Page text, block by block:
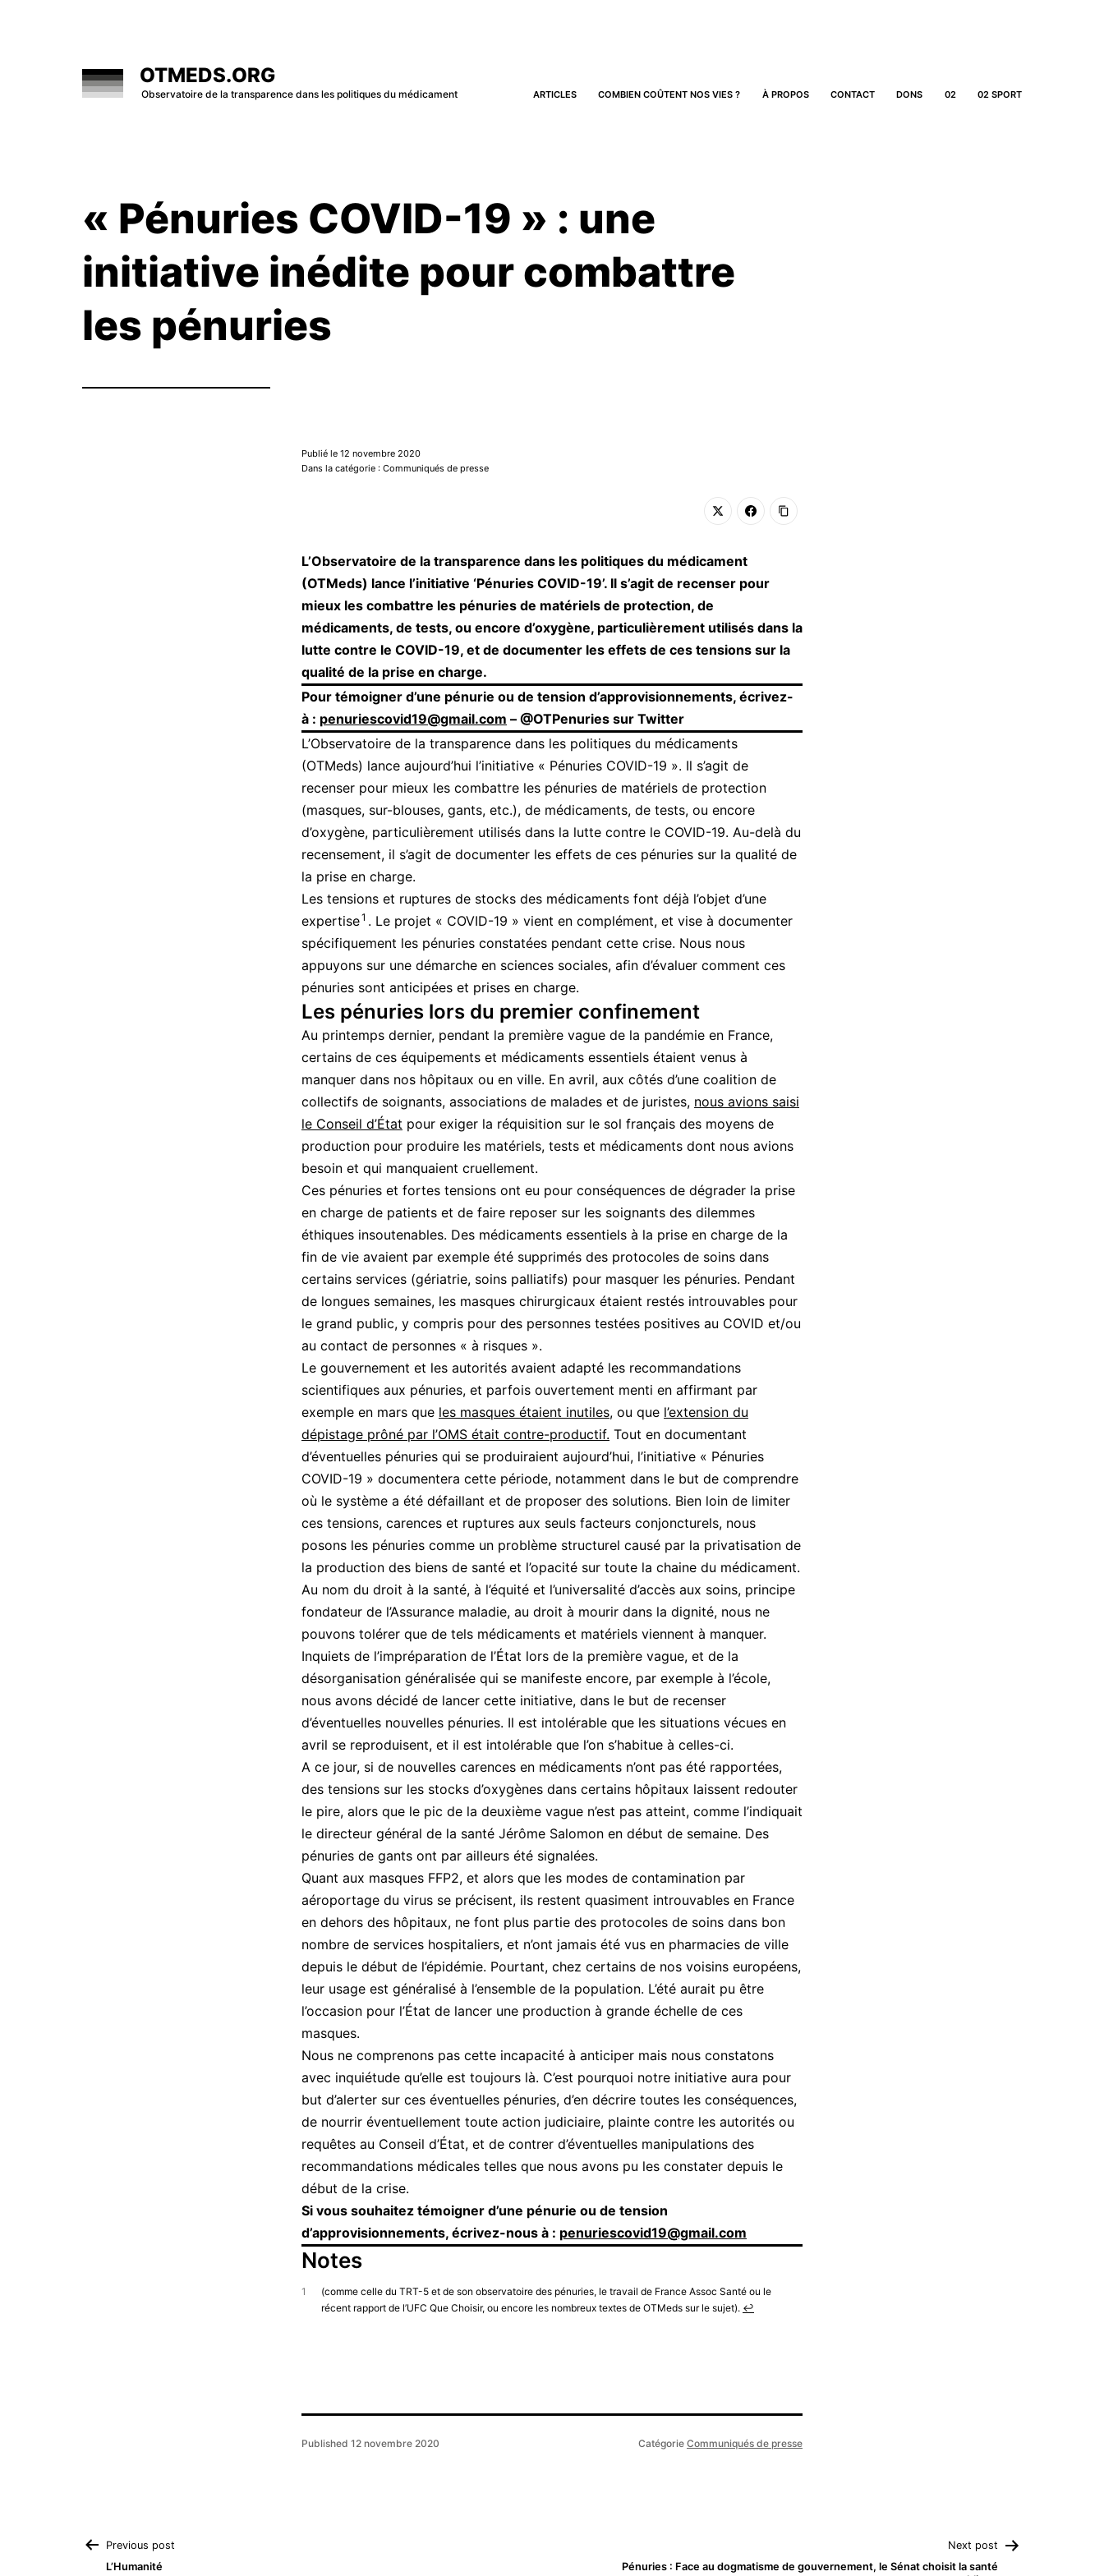
OTMEDS.ORG
Observatoire de la transparence dans les politiques du médicament ARTICLES COMBIEN COÛTENT NOS VIES ? À PROPOS CONTACT DONS 02 02 SPORT
« Pénuries COVID-19 » : une
initiative inédite pour combattre
les pénuries
Publié le 12 novembre 2020
Dans la catégorie : Communiqués de presse
L’Observatoire de la transparence dans les politiques du médicament
(OTMeds) lance l’initiative ‘Pénuries COVID-19’. Il s’agit de recenser pour
mieux les combattre les pénuries de matériels de protection, de
médicaments, de tests, ou encore d’oxygène, particulièrement utilisés dans la
lutte contre le COVID-19, et de documenter les effets de ces tensions sur la
qualité de la prise en charge.
Pour témoigner d’une pénurie ou de tension d’approvisionnements, écrivez-
à : penuriescovid19@gmail.com – @OTPenuries sur Twitter
L’Observatoire de la transparence dans les politiques du médicaments
(OTMeds) lance aujourd’hui l’initiative « Pénuries COVID-19 ». Il s’agit de
recenser pour mieux les combattre les pénuries de matériels de protection
(masques, sur-blouses, gants, etc.), de médicaments, de tests, ou encore
d’oxygène, particulièrement utilisés dans la lutte contre le COVID-19. Au-delà du
recensement, il s’agit de documenter les effets de ces pénuries sur la qualité de
la prise en charge.
Les tensions et ruptures de stocks des médicaments font déjà l’objet d’une
expertise1 . Le projet « COVID-19 » vient en complément, et vise à documenter
spécifiquement les pénuries constatées pendant cette crise. Nous nous
appuyons sur une démarche en sciences sociales, afin d’évaluer comment ces
pénuries sont anticipées et prises en charge.
Les pénuries lors du premier confinement
Au printemps dernier, pendant la première vague de la pandémie en France,
certains de ces équipements et médicaments essentiels étaient venus à
manquer dans nos hôpitaux ou en ville. En avril, aux côtés d’une coalition de
collectifs de soignants, associations de malades et de juristes, nous avions saisi
le Conseil d’État pour exiger la réquisition sur le sol français des moyens de
production pour produire les matériels, tests et médicaments dont nous avions
besoin et qui manquaient cruellement.
Ces pénuries et fortes tensions ont eu pour conséquences de dégrader la prise
en charge de patients et de faire reposer sur les soignants des dilemmes
éthiques insoutenables. Des médicaments essentiels à la prise en charge de la
fin de vie avaient par exemple été supprimés des protocoles de soins dans
certains services (gériatrie, soins palliatifs) pour masquer les pénuries. Pendant
de longues semaines, les masques chirurgicaux étaient restés introuvables pour
le grand public, y compris pour des personnes testées positives au COVID et/ou
au contact de personnes « à risques ».
Le gouvernement et les autorités avaient adapté les recommandations
scientifiques aux pénuries, et parfois ouvertement menti en affirmant par
exemple en mars que les masques étaient inutiles, ou que l’extension du
dépistage prôné par l’OMS était contre-productif. Tout en documentant
d’éventuelles pénuries qui se produiraient aujourd’hui, l’initiative « Pénuries
COVID-19 » documentera cette période, notamment dans le but de comprendre
où le système a été défaillant et de proposer des solutions. Bien loin de limiter
ces tensions, carences et ruptures aux seuls facteurs conjoncturels, nous
posons les pénuries comme un problème structurel causé par la privatisation de
la production des biens de santé et l’opacité sur toute la chaine du médicament.
Au nom du droit à la santé, à l’équité et l’universalité d’accès aux soins, principe
fondateur de l’Assurance maladie, au droit à mourir dans la dignité, nous ne
pouvons tolérer que de tels médicaments et matériels viennent à manquer.
Inquiets de l’impréparation de l’État lors de la première vague, et de la
désorganisation généralisée qui se manifeste encore, par exemple à l’école,
nous avons décidé de lancer cette initiative, dans le but de recenser
d’éventuelles nouvelles pénuries. Il est intolérable que les situations vécues en
avril se reproduisent, et il est intolérable que l’on s’habitue à celles-ci.
A ce jour, si de nouvelles carences en médicaments n’ont pas été rapportées,
des tensions sur les stocks d’oxygènes dans certains hôpitaux laissent redouter
le pire, alors que le pic de la deuxième vague n’est pas atteint, comme l’indiquait
le directeur général de la santé Jérôme Salomon en début de semaine. Des
pénuries de gants ont par ailleurs été signalées.
Quant aux masques FFP2, et alors que les modes de contamination par
aéroportage du virus se précisent, ils restent quasiment introuvables en France
en dehors des hôpitaux, ne font plus partie des protocoles de soins dans bon
nombre de services hospitaliers, et n’ont jamais été vus en pharmacies de ville
depuis le début de l’épidémie. Pourtant, chez certains de nos voisins européens,
leur usage est généralisé à l’ensemble de la population. L’été aurait pu être
l’occasion pour l’État de lancer une production à grande échelle de ces
masques.
Nous ne comprenons pas cette incapacité à anticiper mais nous constatons
avec inquiétude qu’elle est toujours là. C’est pourquoi notre initiative aura pour
but d’alerter sur ces éventuelles pénuries, d’en décrire toutes les conséquences,
de nourrir éventuellement toute action judiciaire, plainte contre les autorités ou
requêtes au Conseil d’État, et de contrer d’éventuelles manipulations des
recommandations médicales telles que nous avons pu les constater depuis le
début de la crise.
Si vous souhaitez témoigner d’une pénurie ou de tension
d’approvisionnements, écrivez-nous à : penuriescovid19@gmail.com
Notes
1
(comme celle du TRT-5 et de son observatoire des pénuries, le travail de France Assoc Santé ou le
récent rapport de l’UFC Que Choisir, ou encore les nombreux textes de OTMeds sur le sujet). ↩︎
Published 12 novembre 2020 Catégorie Communiqués de presse
Navigation
Previous post
L’Humanité
Next post
Pénuries : Face au dogmatisme de gouvernement, le Sénat choisit la santé